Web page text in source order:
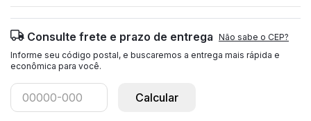
Consulte frete e prazo de entrega Não sabe o CEP?
Informe seu código postal, e buscaremos a entrega mais rápida e
econômica para você.
Calcular